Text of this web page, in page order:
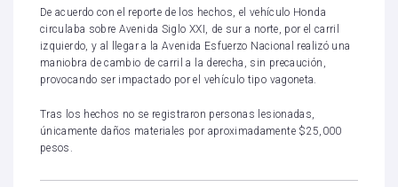
De acuerdo con el reporte de los hechos, el vehículo Honda
circulaba sobre Avenida Siglo XXI, de sur a norte, por el carril
izquierdo, y al llegar a la Avenida Esfuerzo Nacional realizó una
maniobra de cambio de carril a la derecha, sin precaución,
provocando ser impactado por el vehículo tipo vagoneta.
Tras los hechos no se registraron personas lesionadas,
únicamente daños materiales por aproximadamente $25,000
pesos.